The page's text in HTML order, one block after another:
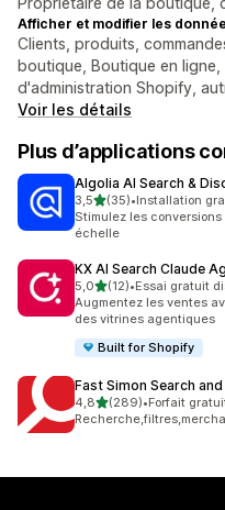
Afficher et modifier les
Clients, produits,
boutique, Boutique en
d'administration Shopify,
Voir les détails
Plus d’applications
Algolia AI Search &
3,5étoile(s) sur 5
(35)
35 avis au total
•Installation
Stimulez les
échelle
KX AI Search Claude
5,0étoile(s) sur 5
(12)
12 avis au total
•Essai gratuit
Augmentez les ventes
des vitrines agentiques
Built for Shopify
Fast Simon Search
4,8étoile(s) sur 5
(289)
289 avis au total
•Forfait